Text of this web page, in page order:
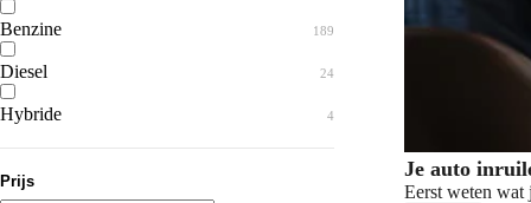
Benzine 189
Diesel 24
Hybride 4
Prijs
Je auto
Eerst weten wat